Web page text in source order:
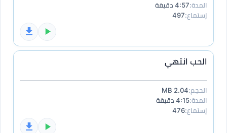
المدة:4:57 دقيقة
إستماع:497
الحب انتهي
الحجم:2.04 MB
المدة:4:15 دقيقة
إستماع:476